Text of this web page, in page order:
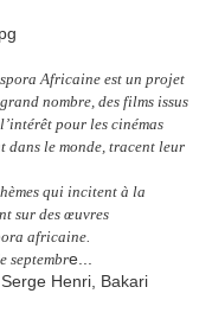
Africaine est un projet
nombre, des films issus
pour les cinémas
dans le monde, tracent leur
qui incitent à la
sur des œuvres
africaine.
septembre...
Henri, Bakari